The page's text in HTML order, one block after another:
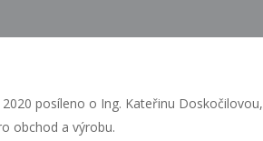
posíleno o Ing. Kateřinu Doskočilovou,
obchod a výrobu.